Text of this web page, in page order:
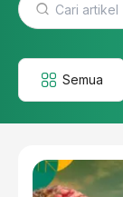
Semua